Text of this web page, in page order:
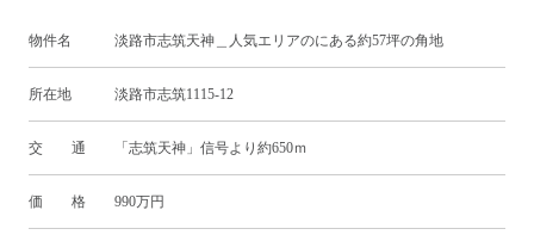
物件名 淡路市志筑天神＿人気エリアのにある約57坪の角地
所在地 淡路市志筑1115-12
交 通 「志筑天神」信号より約650ｍ
価 格 990万円